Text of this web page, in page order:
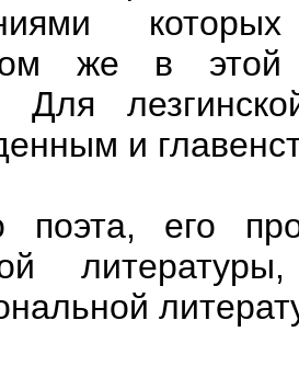
же в этой
Для
и
поэта, его